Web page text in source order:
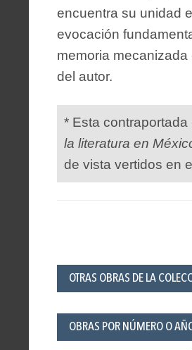
encuentra su unidad
evocación
memoria
del autor.
* Esta
la literatura en
de vista vertidos en
OTRAS OBRAS DE LA
OBRAS POR NÚMERO O